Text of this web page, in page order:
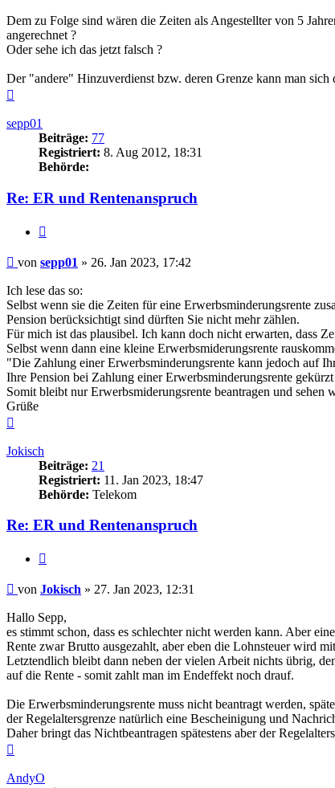
Dem zu Folge sind wären die Zeiten als Angestellter von 5
angerechnet ?
Oder sehe ich das jetzt falsch ?
Der "andere" Hinzuverdienst bzw. deren Grenze kann man
sepp01
Beiträge: 77
Registriert: 8. Aug 2012, 18:31
Behörde:
Re: ER und Rentenanspruch
Beitrag
von sepp01 » 26. Jan 2023, 17:42
Ich lese das so:
Selbst wenn sie die Zeiten für eine Erwerbsminderungsrente
Pension berücksichtigt sind dürften Sie nicht mehr zählen.
Für mich ist das plausibel. Ich kann doch nicht erwarten, dass
Selbst wenn dann eine kleine Erwerbsmiderungsrente
"Die Zahlung einer Erwerbsminderungsrente kann jedoch auf
Ihre Pension bei Zahlung einer Erwerbsminderungsrente
Somit bleibt nur Erwerbsmiderungsrente beantragen und sehen
Grüße
Jokisch
Beiträge: 21
Registriert: 11. Jan 2023, 18:47
Behörde: Telekom
Re: ER und Rentenanspruch
Beitrag
von Jokisch » 27. Jan 2023, 12:31
Hallo Sepp,
es stimmt schon, dass es schlechter nicht werden kann. Aber
Rente zwar Brutto ausgezahlt, aber eben die Lohnsteuer wird
Letztendlich bleibt dann neben der vielen Arbeit nichts übrig,
auf die Rente - somit zahlt man im Endeffekt noch drauf.
Die Erwerbsminderungsrente muss nicht beantragt werden,
der Regelaltersgrenze natürlich eine Bescheinigung und
Daher bringt das Nichtbeantragen spätestens aber der
AndyO